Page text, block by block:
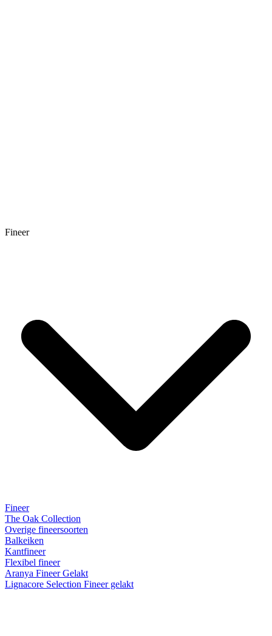
Fineer
Fineer
The Oak Collection
Overige fineersoorten
Balkeiken
Kantfineer
Flexibel fineer
Aranya Fineer Gelakt
Lignacore Selection Fineer gelakt